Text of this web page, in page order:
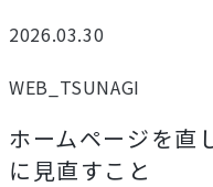
2026.03.30
WEB_TSUNAGI
ホームページを直
に見直すこと